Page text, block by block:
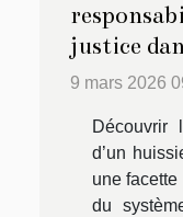
justice
9 mars 2026
Découvrir
d’un
une
du